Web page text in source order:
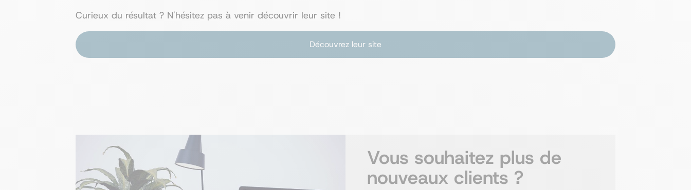
Curieux du résultat ? N'hésitez pas à venir découvrir leur site !
Découvrez leur site
Vous souhaitez plus de
nouveaux clients ?